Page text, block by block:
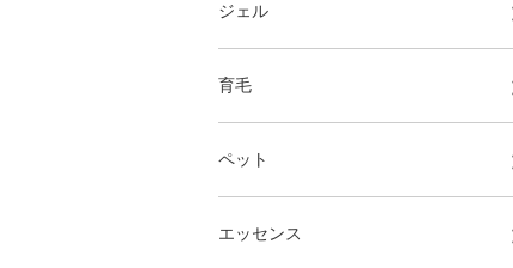
ジェル
育毛
ペット
エッセンス